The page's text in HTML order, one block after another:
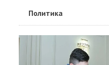
Политика